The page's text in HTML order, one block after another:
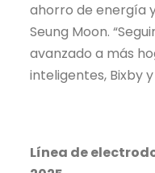
ahorro de energía
Seung Moon.
avanzado a más
inteligentes, Bixby
Línea de